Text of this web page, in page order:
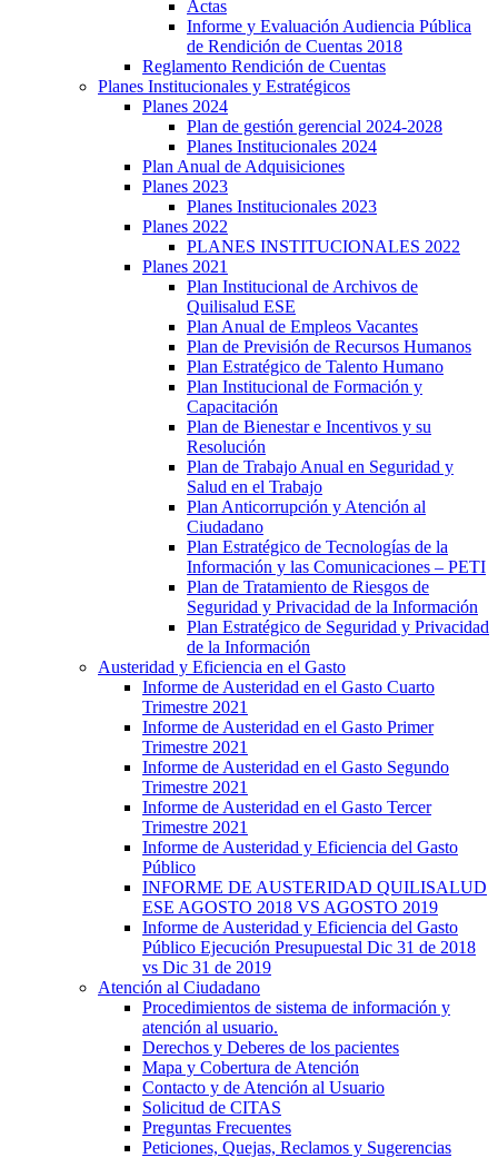
Actas
Informe y Evaluación Audiencia Pública
de Rendición de Cuentas 2018
Reglamento Rendición de Cuentas
Planes Institucionales y Estratégicos
Planes 2024
Plan de gestión gerencial 2024-2028
Planes Institucionales 2024
Plan Anual de Adquisiciones
Planes 2023
Planes Institucionales 2023
Planes 2022
PLANES INSTITUCIONALES 2022
Planes 2021
Plan Institucional de Archivos de
Quilisalud ESE
Plan Anual de Empleos Vacantes
Plan de Previsión de Recursos Humanos
Plan Estratégico de Talento Humano
Plan Institucional de Formación y
Capacitación
Plan de Bienestar e Incentivos y su
Resolución
Plan de Trabajo Anual en Seguridad y
Salud en el Trabajo
Plan Anticorrupción y Atención al
Ciudadano
Plan Estratégico de Tecnologías de la
Información y las Comunicaciones – PETI
Plan de Tratamiento de Riesgos de
Seguridad y Privacidad de la Información
Plan Estratégico de Seguridad y Privacidad
de la Información
Austeridad y Eficiencia en el Gasto
Informe de Austeridad en el Gasto Cuarto
Trimestre 2021
Informe de Austeridad en el Gasto Primer
Trimestre 2021
Informe de Austeridad en el Gasto Segundo
Trimestre 2021
Informe de Austeridad en el Gasto Tercer
Trimestre 2021
Informe de Austeridad y Eficiencia del Gasto
Público
INFORME DE AUSTERIDAD QUILISALUD
ESE AGOSTO 2018 VS AGOSTO 2019
Informe de Austeridad y Eficiencia del Gasto
Público Ejecución Presupuestal Dic 31 de 2018
vs Dic 31 de 2019
Atención al Ciudadano
Procedimientos de sistema de información y
atención al usuario.
Derechos y Deberes de los pacientes
Mapa y Cobertura de Atención
Contacto y de Atención al Usuario
Solicitud de CITAS
Preguntas Frecuentes
Peticiones, Quejas, Reclamos y Sugerencias